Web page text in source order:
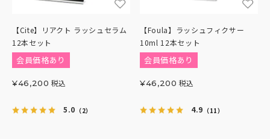
【Cite】リアクト ラッシュセラム
12本セット
会員価格あり
¥46,200 税込
5.0 （2）
【Foula】ラッシュフィクサー
10ml 12本セット
会員価格あり
¥46,200 税込
4.9 （11）